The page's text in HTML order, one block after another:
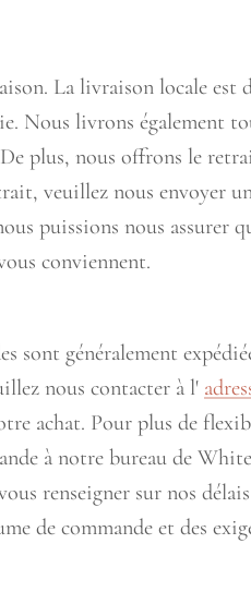
La livraison locale est
Nous livrons également
plus, nous offrons le
veuillez nous envoyer
puissions nous assurer
conviennent.
sont généralement
nous contacter à l'
achat. Pour plus de
à notre bureau de
renseigner sur nos
de commande et des